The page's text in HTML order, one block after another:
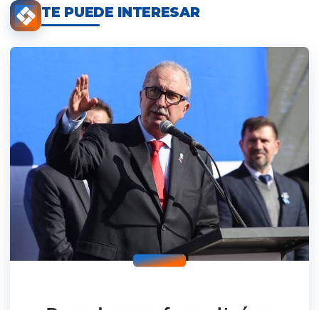
TE PUEDE INTERESAR